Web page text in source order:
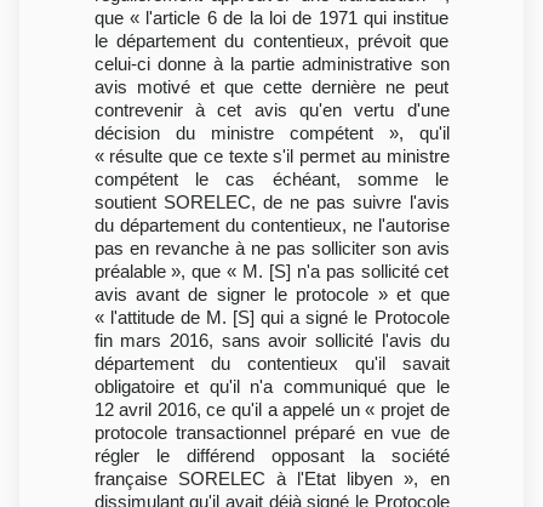
que « l'article 6 de la loi de 1971 qui institue
le département du contentieux, prévoit que
celui-ci donne à la partie administrative son
avis motivé et que cette dernière ne peut
contrevenir à cet avis qu'en vertu d'une
décision du ministre compétent », qu'il
« résulte que ce texte s'il permet au ministre
compétent le cas échéant, somme le
soutient SORELEC, de ne pas suivre l'avis
du département du contentieux, ne l'autorise
pas en revanche à ne pas solliciter son avis
préalable », que « M. [S] n'a pas sollicité cet
avis avant de signer le protocole » et que
« l'attitude de M. [S] qui a signé le Protocole
fin mars 2016, sans avoir sollicité l'avis du
département du contentieux qu'il savait
obligatoire et qu'il n'a communiqué que le
12 avril 2016, ce qu'il a appelé un « projet de
protocole transactionnel préparé en vue de
régler le différend opposant la société
française SORELEC à l'Etat libyen », en
dissimulant qu'il avait déjà signé le Protocole